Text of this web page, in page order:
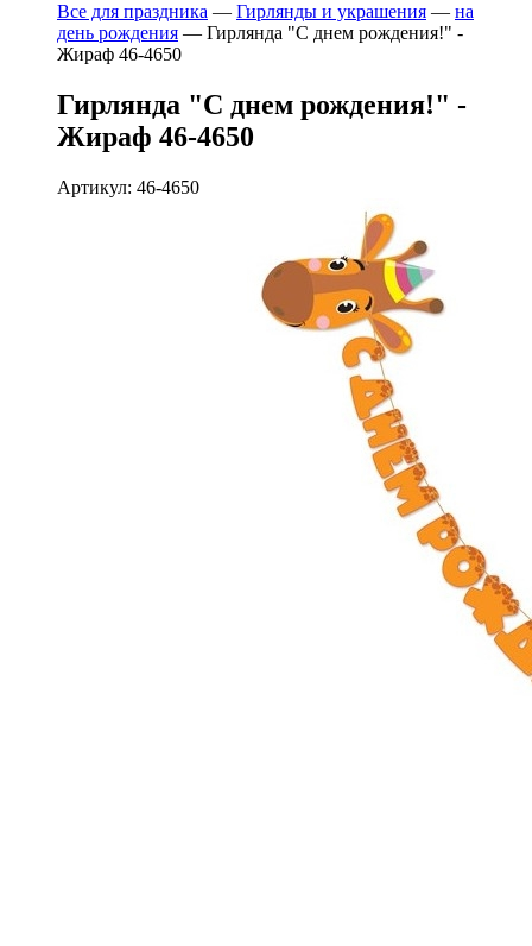
Все для праздника — Гирлянды и украшения — на
день рождения — Гирлянда "С днем рождения!" -
Жираф 46-4650
Гирлянда "С днем рождения!" -
Жираф 46-4650
Артикул: 46-4650